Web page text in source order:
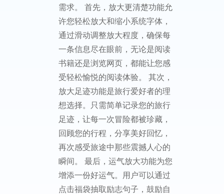
需求。 首先，放大更清楚功能允
许您轻松放大和缩小系统字体，
通过滑动调整放大程度，确保每
一条信息尽在眼前，无论是阅读
书籍还是浏览网页，都能让您感
受轻松愉悦的阅读体验。 其次，
放大足迹功能是旅行爱好者的理
想选择。只需简单记录您的旅行
足迹，让每一次冒险都被珍藏，
回顾您的行程，分享美好回忆，
再次感受旅途中那些震撼人心的
瞬间。 最后，运气放大功能为您
增添一份好运气。用户可以通过
点击福袋抽取励志句子，鼓励自